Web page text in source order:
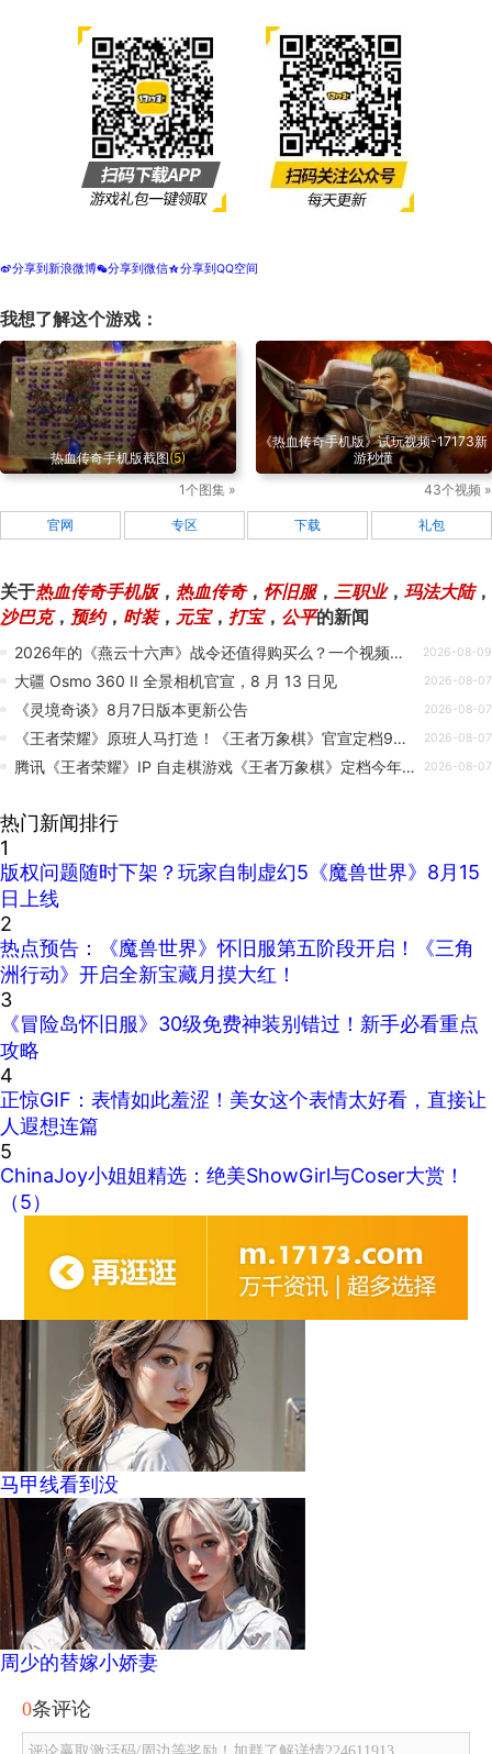
t分享到新浪微博w分享到微信z分享到QQ空间
我想了解这个游戏：
热血传奇手机版截图(5)
1个图集 »
《热血传奇手机版》试玩视频-17173新
游秒懂
43个视频 »
官网 专区 下载 礼包
关于热血传奇手机版， 热血传奇， 怀旧服， 三职业， 玛法大陆，
沙巴克， 预约， 时装， 元宝， 打宝， 公平的新闻
2026年的《燕云十六声》战令还值得购买么？一个视频给你解答！ 2026-08-09
大疆 Osmo 360 II 全景相机官宣，8 月 13 日见 2026-08-07
《灵境奇谈》8月7日版本更新公告 2026-08-07
《王者荣耀》原班人马打造！《王者万象棋》官宣定档9月：预约突破5000万 2026-08-07
腾讯《王者荣耀》IP 自走棋游戏《王者万象棋》定档今年 9 月，全网预约人数突破 5000 万 2026-08-07
热门新闻排行
1
版权问题随时下架？玩家自制虚幻5《魔兽世界》8月15
日上线
2
热点预告：《魔兽世界》怀旧服第五阶段开启！《三角
洲行动》开启全新宝藏月摸大红！
3
《冒险岛怀旧服》30级免费神装别错过！新手必看重点
攻略
4
正惊GIF：表情如此羞涩！美女这个表情太好看，直接让
人遐想连篇
5
ChinaJoy小姐姐精选：绝美ShowGirl与Coser大赏！
（5）
马甲线看到没
周少的替嫁小娇妻
0条评论